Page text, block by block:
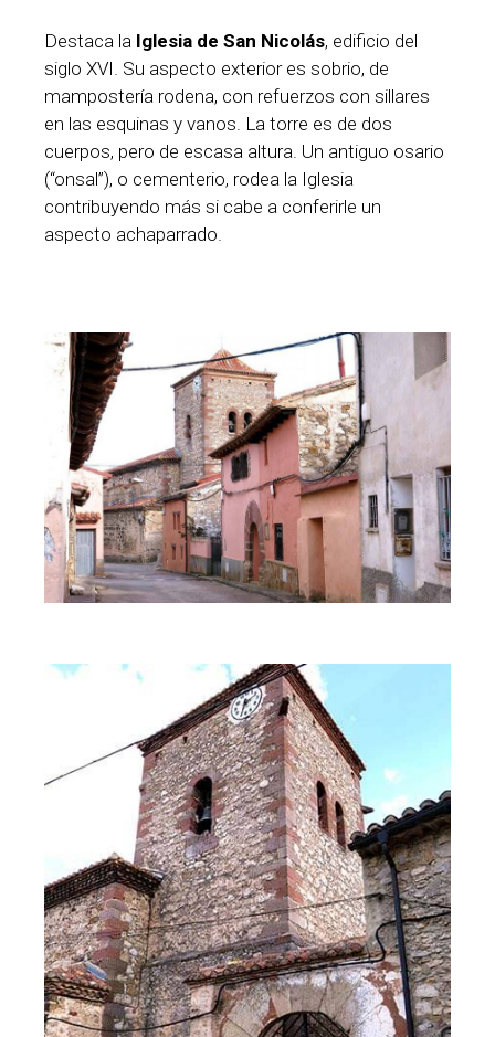
Destaca la Iglesia de San Nicolás, edificio del
siglo XVI. Su aspecto exterior es sobrio, de
mampostería rodena, con refuerzos con sillares
en las esquinas y vanos. La torre es de dos
cuerpos, pero de escasa altura. Un antiguo osario
(“onsal”), o cementerio, rodea la Iglesia
contribuyendo más si cabe a conferirle un
aspecto achaparrado.